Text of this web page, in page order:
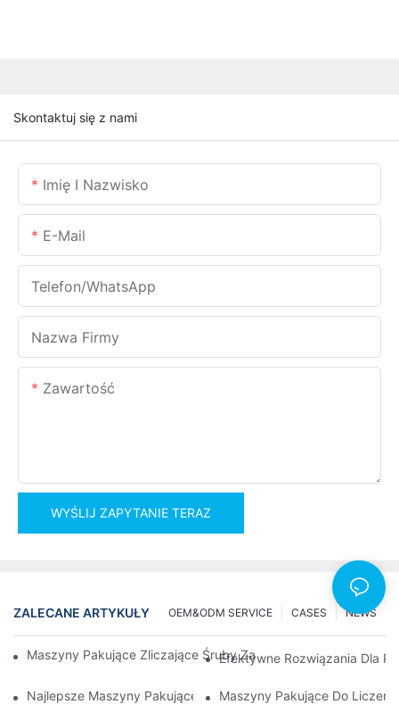
Skontaktuj się z nami
Imię I Nazwisko
E-Mail
Telefon/WhatsApp
Nazwa Firmy
Zawartość
WYŚLIJ ZAPYTANIE TERAZ
ZALECANE ARTYKUŁY NEWS
CASES
OEM&ODM SERVICE
Maszyny Pakujące Zliczające Śruby Zapewniające
Efektywne Rozwiązania Dla
Najlepsze Maszyny Pakujące Sprzęt Dla Zapewnienia Spójnej
Maszyny Pakujące Do